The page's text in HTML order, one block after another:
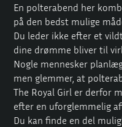
En polterabend her
på den bedst mulige
Du leder ikke efter et
dine drømme bliver til
Nogle mennesker
men glemmer, at
The Royal Girl er derfor
efter en uforglemmelig
Du kan finde en del